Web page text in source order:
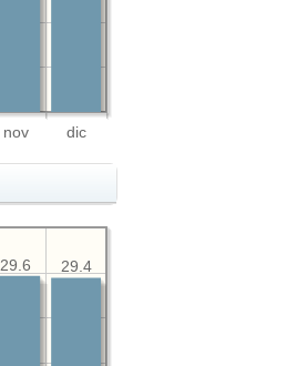
nov dic
29.4
29.6